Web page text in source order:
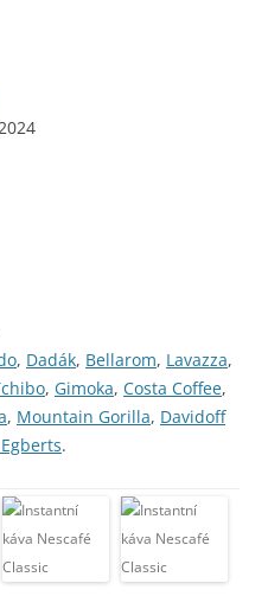
, Dadák, Bellarom, Lavazza,
, Gimoka, Costa Coffee,
, Mountain Gorilla, Davidoff
.